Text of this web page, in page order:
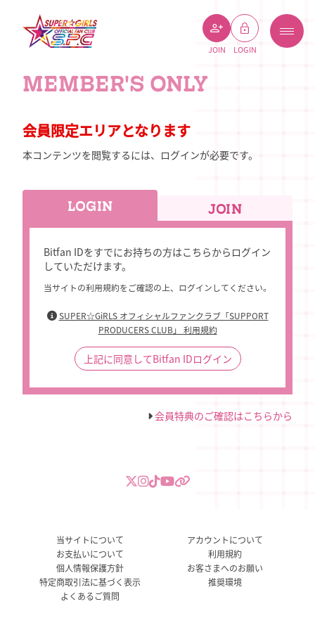
JOIN LOGIN
MEMBER'S ONLY
会員限定エリアとなります
本コンテンツを閲覧するには、ログインが必要です。
LOGIN JOIN
Bitfan IDをすでにお持ちの方はこちらからログイン
していただけます。
当サイトの利用規約をご確認の上、ログインしてください。
SUPER☆GiRLS オフィシャルファンクラブ「SUPPORT
PRODUCERS CLUB」 利用規約
上記に同意してBitfan IDログイン
会員特典のご確認はこちらから
当サイトについて
アカウントについて
お支払いについて
利用規約
個人情報保護方針
お客さまへのお願い
特定商取引法に基づく表示
推奨環境
よくあるご質問